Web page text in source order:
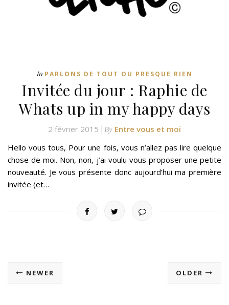
In PARLONS DE TOUT OU PRESQUE RIEN
Invitée du jour : Raphie de
Whats up in my happy days
2 février 2015 By Entre vous et moi
Hello vous tous, Pour une fois, vous n’allez pas lire quelque
chose de moi. Non, non, j’ai voulu vous proposer une petite
nouveauté. Je vous présente donc aujourd’hui ma première
invitée (et…
OLDER
NEWER